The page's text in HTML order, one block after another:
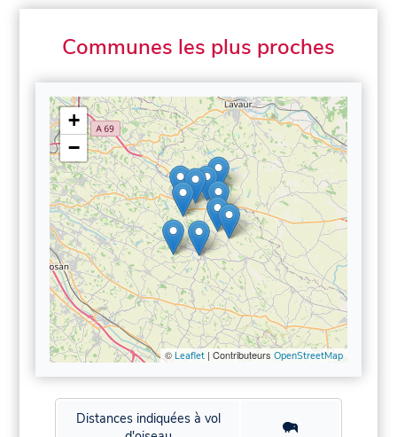
Communes les plus proches
+
−
© Leaflet| Contributeurs OpenStreetMap
Distances indiquées à vol